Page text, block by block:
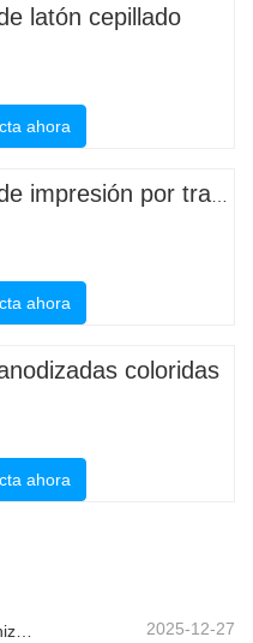
latón cepillado
ahora
ahora
coloridas
ahora
¿Qué son las tolerancias de mecanizado CNC y por qué son importantes? 2025-12-27